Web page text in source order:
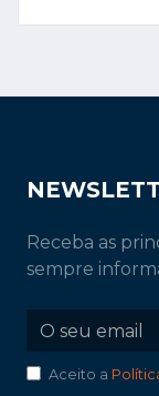
Receba as
sempre
Aceito a